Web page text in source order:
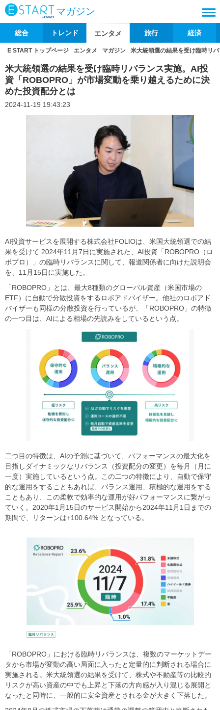
マガジン
総合 トレンド エンタメ 旅行 経済
E START トップページ エンタメ マガジン 米大統領選の結果を受け臨時リ
米大統領選の結果を受け臨時リバランス実施。AI投
資「ROBOPRO」が市場変動を乗り越えるために決
めた投資配分とは
2024-11-19 19:43:23
AI投資サービスを展開する株式会社FOLIOは、米国大統領選での結
果を受けて 2024年11⽉7⽇に実施された、AI投資「ROBOPRO（ロ
ボプロ）」の臨時リバランスに関して、報道関係者に向けた説明会
を、11月15日に実施した。
「ROBOPRO」とは、最大8種類のグローバル資産（米国市場の
ETF）に自動で分散投資をするロボアドバイザー。他社のロボアド
バイザーも同様の分散投資を行っているが、「ROBOPRO」の特徴
の一つ目は、AIによる相場の先読みをしているという点。
二つ目の特徴は、AIの予測に基づいて、パフォーマンスの最大化を
目指しダイナミックなリバランス（投資配分の変更）を毎月（月に
一度）実施しているという点。この二つの特徴により、自動で保守
的な運用をすることもあれば、バランス運用、積極的な運用をする
こともあり、この柔軟で効率的な運用が好パフォーマンスに繋がっ
ていく。 2020年1 月 15日のサービス開始から2024年11 月 1 日までの
期間で、リターンは+100.64% となっている。
「ROBOPRO」における臨時リバランスは、複数のマーケットデー
タから市場が変動の高い局面に入ったと定量的に判断される場合に
実施される。米大統領選の結果を受けて、株式や不動産等の比較的
リスクが高い資産の中でも上昇と下落の方向感が入り混じる展開と
なったと同時に、一般的に安全資産とされる金が大きく下落した。